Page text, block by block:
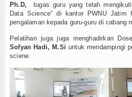
Ph.D,
tugas guru yang telah
Data Science” di kantor PWNU Jatim
pengalaman kepada guru-guru di cabang
Pelatihan juga juga menghadirkan
Sofyan Hadi, M.Siuntuk mendampingi
sciene.